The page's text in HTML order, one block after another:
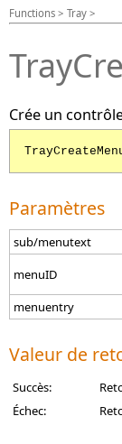
Functions > Tray >
Crée un
Paramètres
sub/menutext
menuID
menuentry
Valeur de
Succès:
Échec: